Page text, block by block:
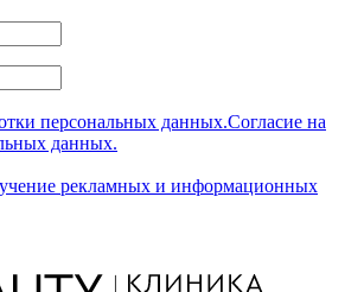
персональных данных.Согласие на
данных.
рекламных и информационных